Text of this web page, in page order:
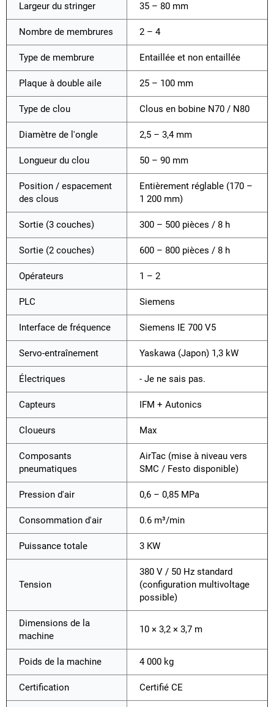
Largeur du stringer 35 – 80 mm
Nombre de membrures 2 – 4
Type de membrure Entaillée et non entaillée
Plaque à double aile 25 – 100 mm
Type de clou Clous en bobine N70 / N80
Diamètre de l'ongle 2,5 – 3,4 mm
Longueur du clou 50 – 90 mm
Position / espacement
des clous
Entièrement réglable (170 –
1 200 mm)
Sortie (3 couches) 300 – 500 pièces / 8 h
Sortie (2 couches) 600 – 800 pièces / 8 h
Opérateurs 1 – 2
PLC Siemens
Interface de fréquence Siemens IE 700 V5
Servo-entraînement Yaskawa (Japon) 1,3 kW
Électriques - Je ne sais pas.
Capteurs IFM + Autonics
Cloueurs Max
Composants
pneumatiques
AirTac (mise à niveau vers
SMC / Festo disponible)
Pression d'air 0,6 – 0,85 MPa
Consommation d'air 0.6 m³/min
Puissance totale 3 KW
Tension
380 V / 50 Hz standard
(configuration multivoltage
possible)
Dimensions de la
machine
10 × 3,2 × 3,7 m
Poids de la machine 4 000 kg
Certification Certifié CE